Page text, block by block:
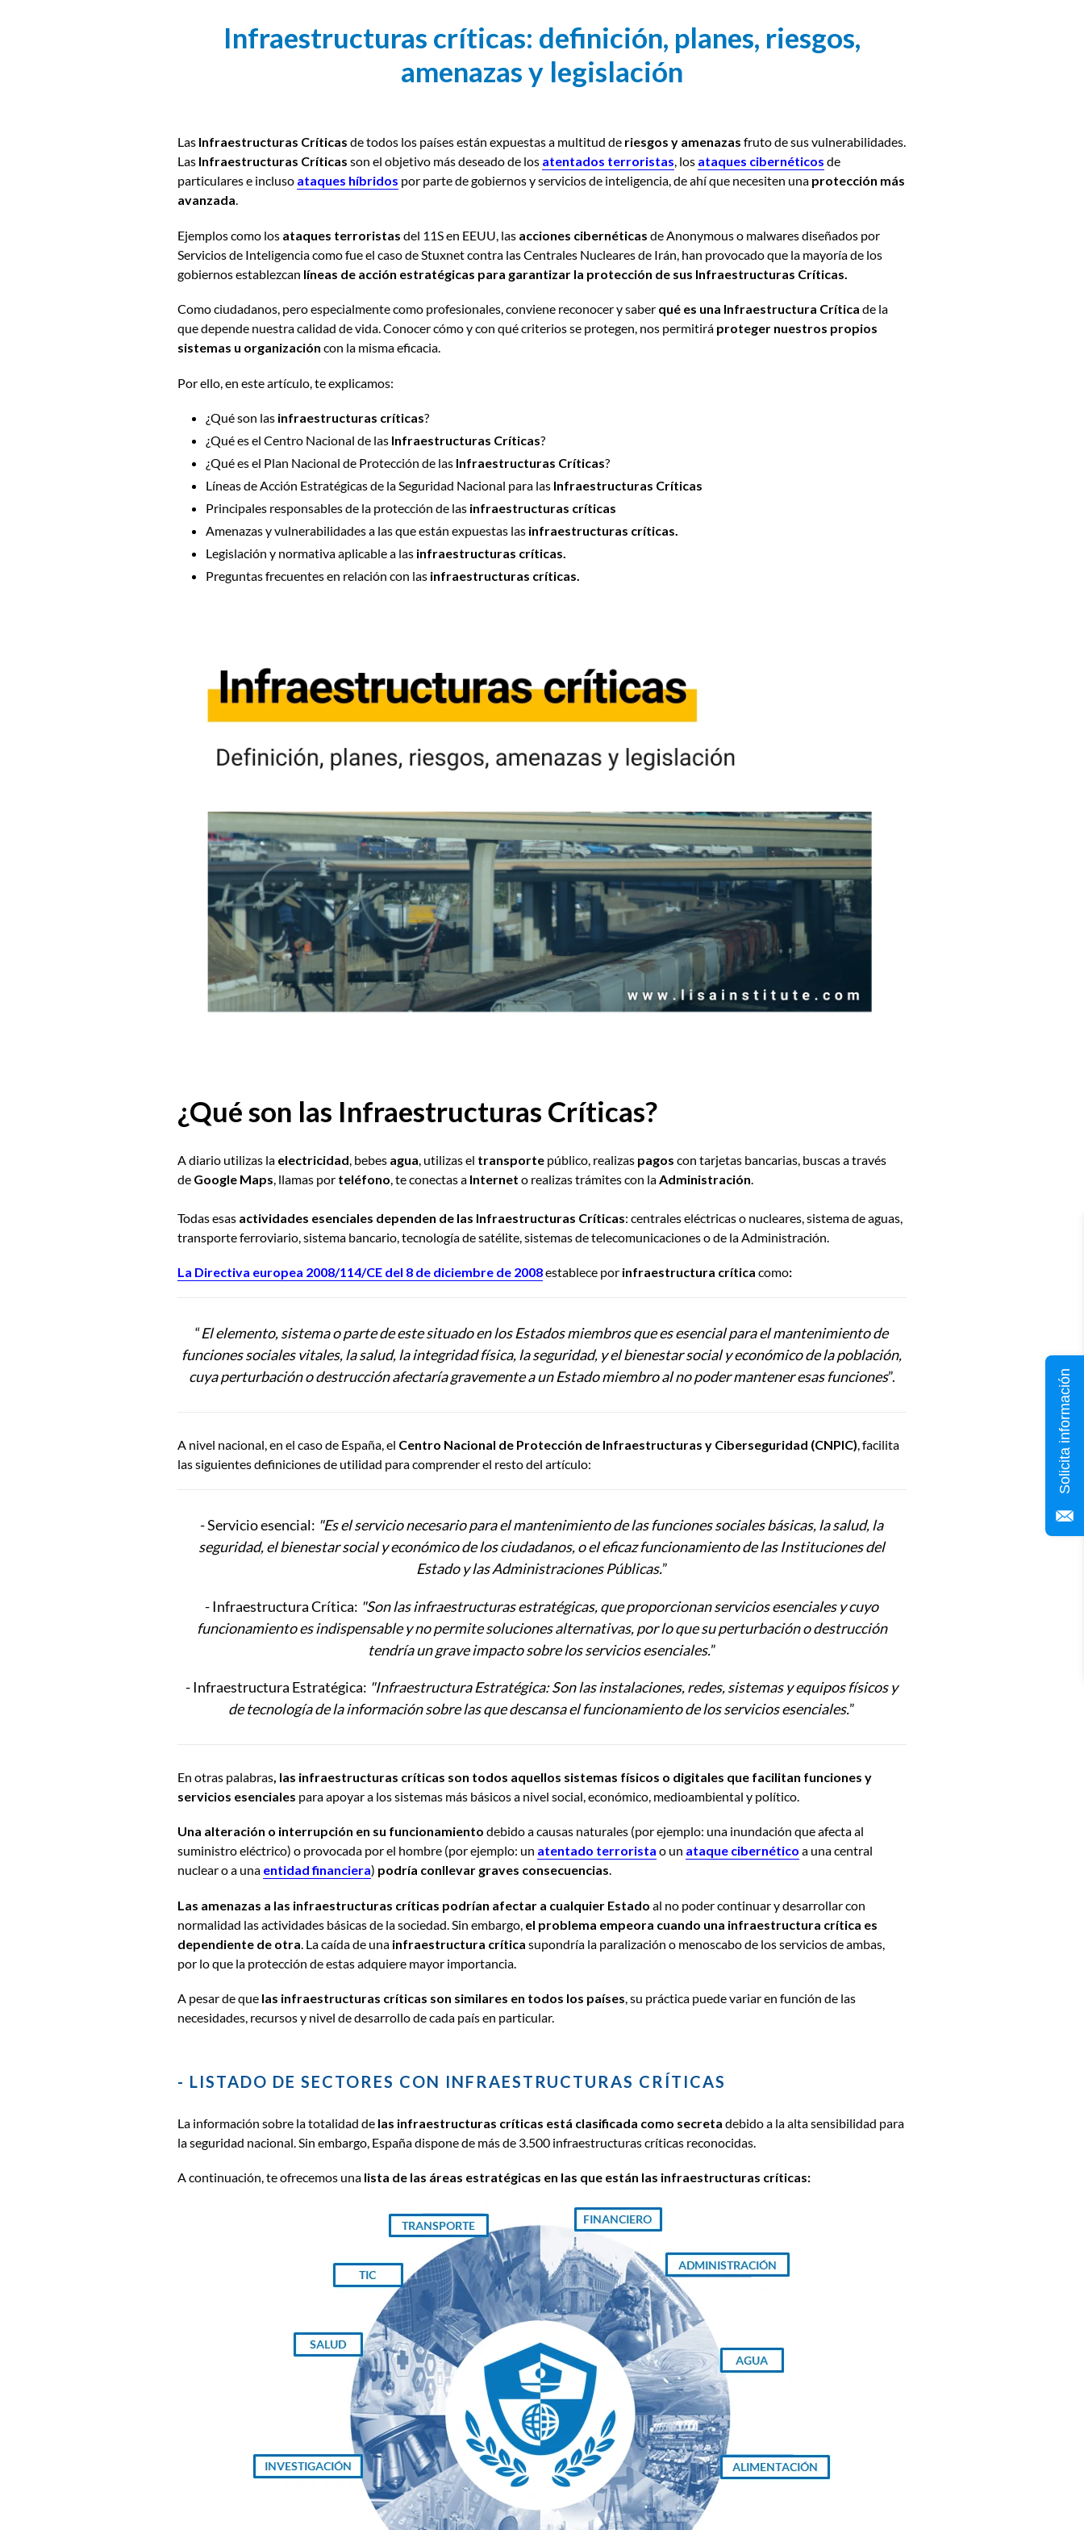
Infraestructuras críticas: definición, planes, riesgos,
amenazas y legislación
Las Infraestructuras Críticas de todos los países están expuestas a multitud de riesgos y amenazas fruto de sus vulnerabilidades.
Las Infraestructuras Críticas son el objetivo más deseado de los atentados terroristas, los ataques cibernéticos de
particulares e incluso ataques híbridos por parte de gobiernos y servicios de inteligencia, de ahí que necesiten una protección más
avanzada.
Ejemplos como los ataques terroristas del 11S en EEUU, las acciones cibernéticas de Anonymous o malwares diseñados por
Servicios de Inteligencia como fue el caso de Stuxnet contra las Centrales Nucleares de Irán, han provocado que la mayoría de los
gobiernos establezcan líneas de acción estratégicas para garantizar la protección de sus Infraestructuras Críticas.
Como ciudadanos, pero especialmente como profesionales, conviene reconocer y saber qué es una Infraestructura Críticade la
que depende nuestra calidad de vida. Conocer cómo y con qué criterios se protegen, nos permitirá proteger nuestros propios
sistemas u organización con la misma eficacia.
Por ello, en este artículo, te explicamos:
¿Qué son las infraestructuras críticas?
¿Qué es el Centro Nacional de las Infraestructuras Críticas?
¿Qué es el Plan Nacional de Protección de las Infraestructuras Críticas?
Líneas de Acción Estratégicas de la Seguridad Nacional para las Infraestructuras Críticas
Principales responsables de la protección de las infraestructuras críticas
Amenazas y vulnerabilidades a las que están expuestas las infraestructuras críticas.
Legislación y normativa aplicable a las infraestructuras críticas.
Preguntas frecuentes en relación con las infraestructuras críticas.
¿Qué son las Infraestructuras Críticas?
A diario utilizas la electricidad , bebes agua , utilizas el transporte público, realizas pagoscon tarjetas bancarias, buscas a través
de Google Maps , llamas por teléfono , te conectas a Interneto realizas trámites con la Administración
Todas esas actividades esenciales dependen de las Infraestructuras Críticas: centrales eléctricas o nucleares, sistema de aguas,
transporte ferroviario, sistema bancario, tecnología de satélite, sistemas de telecomunicaciones o de la Administración.
La Directiva europea 2008/114/CE del 8 de diciembre de 2008establece por infraestructura críticacomo:
“El elemento, sistema o parte de este situado en los Estados miembros que es esencial para el mantenimiento de
funciones sociales vitales, la salud, la integridad física, la seguridad, y el bienestar social y económico de la población,
cuya perturbación o destrucción afectaría gravemente a un Estado miembro al no poder mantener esas funciones”.
A nivel nacional, en el caso de España, el Centro Nacional de Protección de Infraestructuras y Ciberseguridad (CNPIC), facilita
las siguientes definiciones de utilidad para comprender el resto del artículo:
- Servicio esencial: "Es el servicio necesario para el mantenimiento de las funciones sociales básicas, la salud, la
seguridad, el bienestar social y económico de los ciudadanos, o el eficaz funcionamiento de las Instituciones del
Estado y las Administraciones Públicas.”
- Infraestructura Crítica: "Son las infraestructuras estratégicas, que proporcionan servicios esenciales y cuyo
funcionamiento es indispensable y no permite soluciones alternativas, por lo que su perturbación o destrucción
tendría un grave impacto sobre los servicios esenciales.”
- Infraestructura Estratégica: "Infraestructura Estratégica: Son las instalaciones, redes, sistemas y equipos físicos y
de tecnología de la información sobre las que descansa el funcionamiento de los servicios esenciales.”
En otras palabras , las infraestructuras críticas son todos aquellos sistemas físicos o digitales que facilitan funciones y
servicios esenciales para apoyar a los sistemas más básicos a nivel social, económico, medioambiental y político.
Una alteración o interrupción en su funcionamiento debido a causas naturales (por ejemplo: una inundación que afecta al
suministro eléctrico) o provocada por el hombre (por ejemplo: un atentado terrorista o un ataque cibernético a una central
nuclear o a una entidad financiera) podría conllevar graves consecuencias.
Las amenazas a las infraestructuras críticas podrían afectar a cualquier Estado al no poder continuar y desarrollar con
normalidad las actividades básicas de la sociedad. Sin embargo, el problema empeora cuando una infraestructura crítica es
dependiente de otra . La caída de una infraestructura crítica supondría la paralización o menoscabo de los servicios de ambas,
por lo que la protección de estas adquiere mayor importancia.
A pesar de que las infraestructuras críticas son similares en todos los países, su práctica puede variar en función de las
necesidades, recursos y nivel de desarrollo de cada país en particular.
- LISTADO DE SECTORES CON INFRAESTRUCTURAS CRÍTICAS
La información sobre la totalidad de las infraestructuras críticas está clasificada como secreta debido a la alta sensibilidad para
la seguridad nacional. Sin embargo, España dispone de más de 3.500 infraestructuras críticas reconocidas.
A continuación, te ofrecemos una lista de las áreas estratégicas en las que están las infraestructuras críticas:
Solicita información